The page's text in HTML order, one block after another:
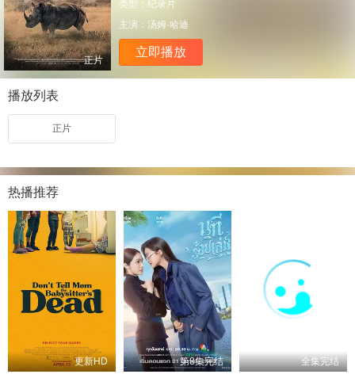
正片
类型： 纪录片
主演： 汤姆·哈迪
立即播放
播放列表
正片
热播推荐
更新HD 第8集完结 全集完结